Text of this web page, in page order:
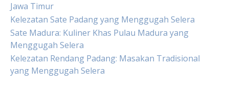
Jawa Timur
Kelezatan Sate Padang yang Menggugah Selera
Sate Madura: Kuliner Khas Pulau Madura yang
Menggugah Selera
Kelezatan Rendang Padang: Masakan Tradisional
yang Menggugah Selera